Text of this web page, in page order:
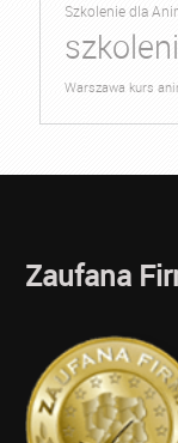
Szkolenie dla
Warszawa kurs
Zaufana